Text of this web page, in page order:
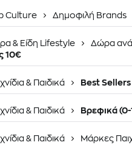
Culture Δημοφιλή Brands
& Είδη Lifestyle
Δώρα ανά
10€
& Παιδικά Best Sellers
& Παιδικά Βρεφικά
& Παιδικά
Μάρκες